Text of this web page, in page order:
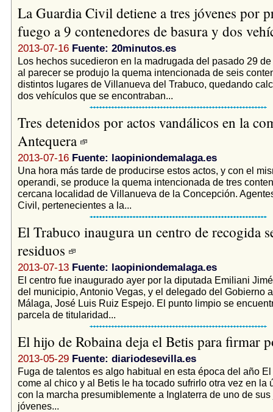
La Guardia Civil detiene a tres jóvenes por
fuego a 9 contenedores de basura y dos
2013-07-16 Fuente: 20minutos.es
Los hechos sucedieron en la madrugada del pasado 29
al parecer se produjo la quema intencionada de seis
distintos lugares de Villanueva del Trabuco, quedando
dos vehículos que se encontraban...
Tres detenidos por actos vandálicos en la
Antequera
2013-07-16 Fuente: laopiniondemalaga.es
Una hora más tarde de producirse estos actos, y con el
operandi, se produce la quema intencionada de tres
cercana localidad de Villanueva de la Concepción.
Civil, pertenecientes a la...
El Trabuco inaugura un centro de recogida
residuos
2013-07-13 Fuente: laopiniondemalaga.es
El centro fue inaugurado ayer por la diputada Emiliani
del municipio, Antonio Vegas, y el delegado del Gobierno
Málaga, José Luis Ruiz Espejo. El punto limpio se
parcela de titularidad...
El hijo de Robaina deja el Betis para firmar
2013-05-29 Fuente: diariodesevilla.es
Fuga de talentos es algo habitual en esta época del año
come al chico y al Betis le ha tocado sufrirlo otra vez en la
con la marcha presumiblemente a Inglaterra de uno de
jóvenes...